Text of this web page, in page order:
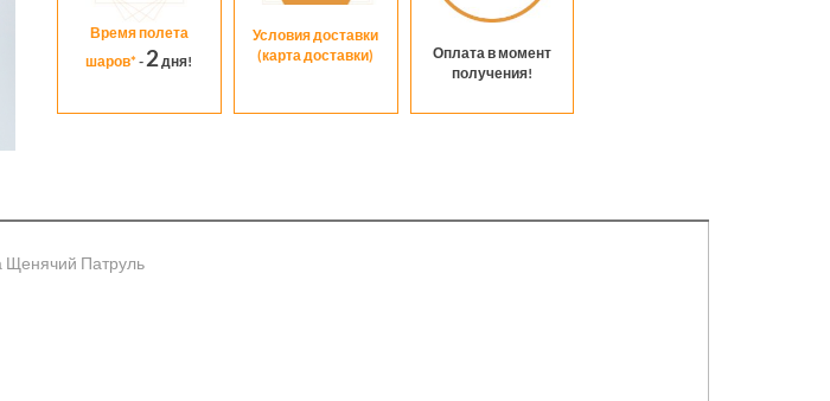
Время полета
шаров*- 2 дня!
Условия доставки
(карта доставки)
Оплата в момент
получения!
Щенячий Патруль